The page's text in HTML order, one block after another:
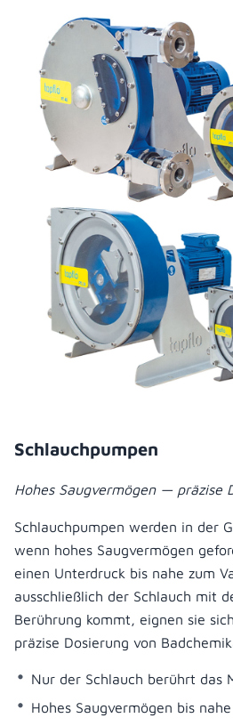
Schlauchpumpen
Hohes Saugvermögen — präzise
Schlauchpumpen werden in der
wenn hohes Saugvermögen
einen Unterdruck bis nahe zum
ausschließlich der Schlauch mit
Berührung kommt, eignen sie
präzise Dosierung von
Nur der Schlauch berührt das
Hohes Saugvermögen bis